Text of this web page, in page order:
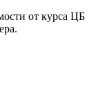
от курса ЦБ